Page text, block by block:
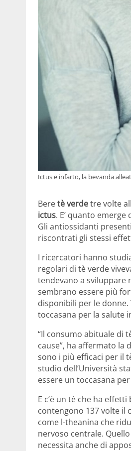
Ictus e infarto, la bevanda
Beretè verdetre volte
ictus. E’ quanto
Gli antiossidanti
riscontrati gli stessi
I ricercatori hanno
regolari di tè verde
tendevano a sviluppare
sembrano essere più
disponibili per le
toccasana per la salute
“Il consumo abituale di
cause”, ha affermato la
sono i più efficaci per il
studio dell’Università
essere un toccasana per
E c’è un tè che ha
contengono 137 volte il
come l-theanina che
nervoso centrale.
necessita anche di